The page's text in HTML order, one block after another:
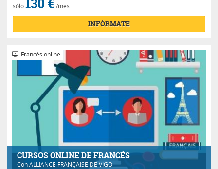
sólo130 € /mes
INFÓRMATE
CURSOS ONLINE DE FRANCÉS
ConALLIANCE FRANÇAISE DE VIGO
Francés online